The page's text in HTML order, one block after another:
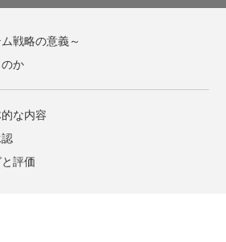
戦略の意義～
か
な内容
評価